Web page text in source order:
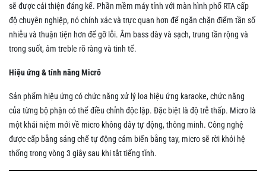
sẽ được cải thiện đáng kể. Phần mềm máy tính với màn hình phổ RTA cấp
độ chuyên nghiệp, nó chính xác và trực quan hơn để ngăn chặn điểm tần số
nhiễu và thuận tiện hơn để gỡ lỗi. Âm bass dày và sạch, trung tần rộng và
trong suốt, âm treble rõ ràng và tinh tế.
Hiệu ứng & tính năng Micrô
Sản phẩm hiệu ứng có chức năng xử lý loa hiệu ứng karaoke, chức năng
của từng bộ phận có thể điều chỉnh độc lập. Đặc biệt là độ trễ thấp. Micro là
một khái niệm mới về micro không dây tự động, thông minh. Công nghệ
được cấp bằng sáng chế tự động cảm biến bằng tay, micro sẽ rời khỏi hệ
thống trong vòng 3 giây sau khi tắt tiếng tĩnh.